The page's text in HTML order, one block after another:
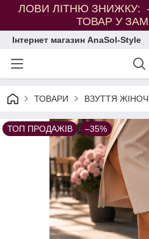
ЛОВИ ЛІТНЮ ЗНИЖКУ: -
ТОВАР У
Інтернет магазин AnaSol-Style
ТОВАРИ ВЗУТТЯ
ТОП ПРОДАЖІВ –35%